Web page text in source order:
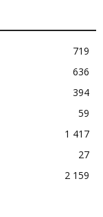
719
636
394
59
1 417
27
2 159